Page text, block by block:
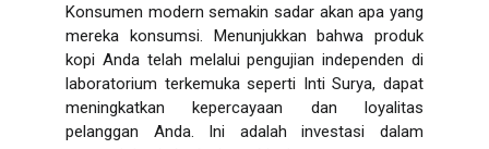
Konsumen modern semakin sadar akan apa yang
mereka konsumsi. Menunjukkan bahwa produk
kopi Anda telah melalui pengujian independen di
laboratorium terkemuka seperti Inti Surya, dapat
meningkatkan kepercayaan dan loyalitas
pelanggan Anda. Ini adalah investasi dalam